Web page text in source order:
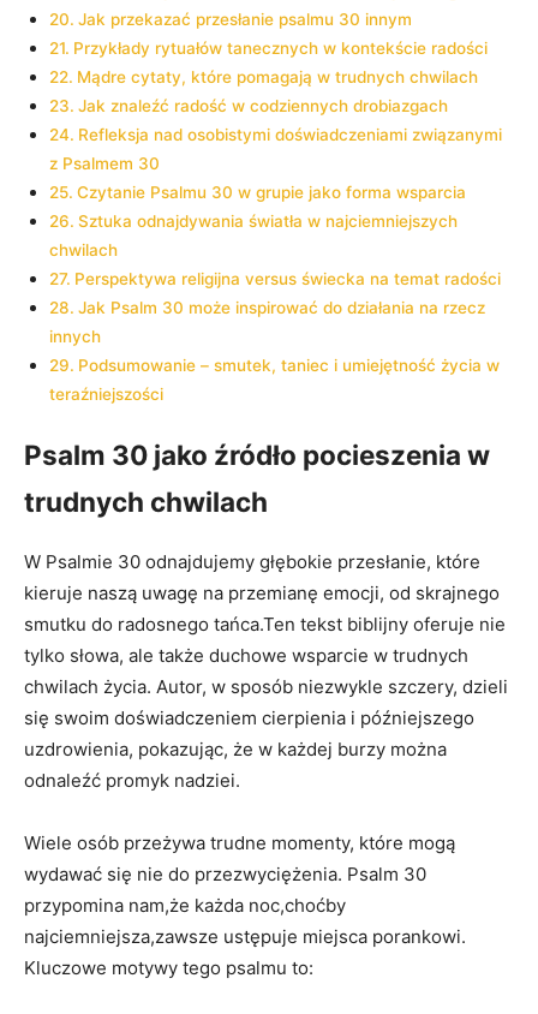
Jak przekazać przesłanie psalmu 30 innym
Przykłady rytuałów tanecznych w kontekście radości
Mądre cytaty, które pomagają w trudnych chwilach
Jak znaleźć radość w codziennych drobiazgach
Refleksja nad osobistymi doświadczeniami związanymi
z Psalmem 30
Czytanie Psalmu 30 w grupie jako forma wsparcia
Sztuka odnajdywania światła w najciemniejszych
chwilach
Perspektywa religijna versus świecka na temat radości
Jak Psalm 30 może inspirować do działania na rzecz
innych
Podsumowanie – smutek, taniec i umiejętność życia w
teraźniejszości
Psalm 30 jako źródło pocieszenia w
trudnych chwilach
W Psalmie 30 odnajdujemy głębokie przesłanie, które
kieruje naszą uwagę na przemianę emocji, od skrajnego
smutku do radosnego tańca.Ten tekst biblijny oferuje nie
tylko słowa, ale także duchowe wsparcie w trudnych
chwilach życia. Autor, w sposób niezwykle szczery, dzieli
się swoim doświadczeniem cierpienia i późniejszego
uzdrowienia, pokazując, że w każdej burzy można
odnaleźć promyk nadziei.
Wiele osób przeżywa trudne momenty, które mogą
wydawać się nie do przezwyciężenia. Psalm 30
przypomina nam,że każda noc,choćby
najciemniejsza,zawsze ustępuje miejsca porankowi.
Kluczowe motywy tego psalmu to: